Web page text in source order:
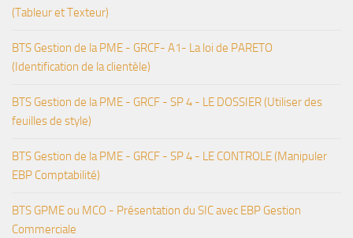
(Tableur et Texteur)
BTS Gestion de la PME - GRCF- A1- La loi de PARETO
(Identification de la clientèle)
BTS Gestion de la PME - GRCF - SP 4 - LE DOSSIER (Utiliser des
feuilles de style)
BTS Gestion de la PME - GRCF - SP 4 - LE CONTROLE (Manipuler
EBP Comptabilité)
BTS GPME ou MCO - Présentation du SIC avec EBP Gestion
Commerciale